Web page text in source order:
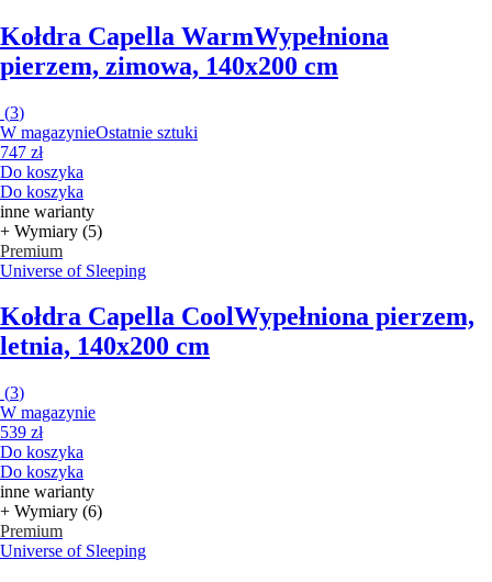
Kołdra Capella WarmWypełniona
pierzem, zimowa, 140x200 cm
(3)
W magazynieOstatnie sztuki
747 zł
Do koszyka
Do koszyka
inne warianty
+ Wymiary (5)
Premium
Universe of Sleeping
Kołdra Capella CoolWypełniona pierzem,
letnia, 140x200 cm
(3)
W magazynie
539 zł
Do koszyka
Do koszyka
inne warianty
+ Wymiary (6)
Premium
Universe of Sleeping